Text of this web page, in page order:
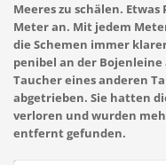
Meeres zu schälen. Etwas
Meter an. Mit jedem
die Schemen immer
penibel an der
Taucher eines anderen
abgetrieben. Sie hatten
verloren und wurden
entfernt gefunden.